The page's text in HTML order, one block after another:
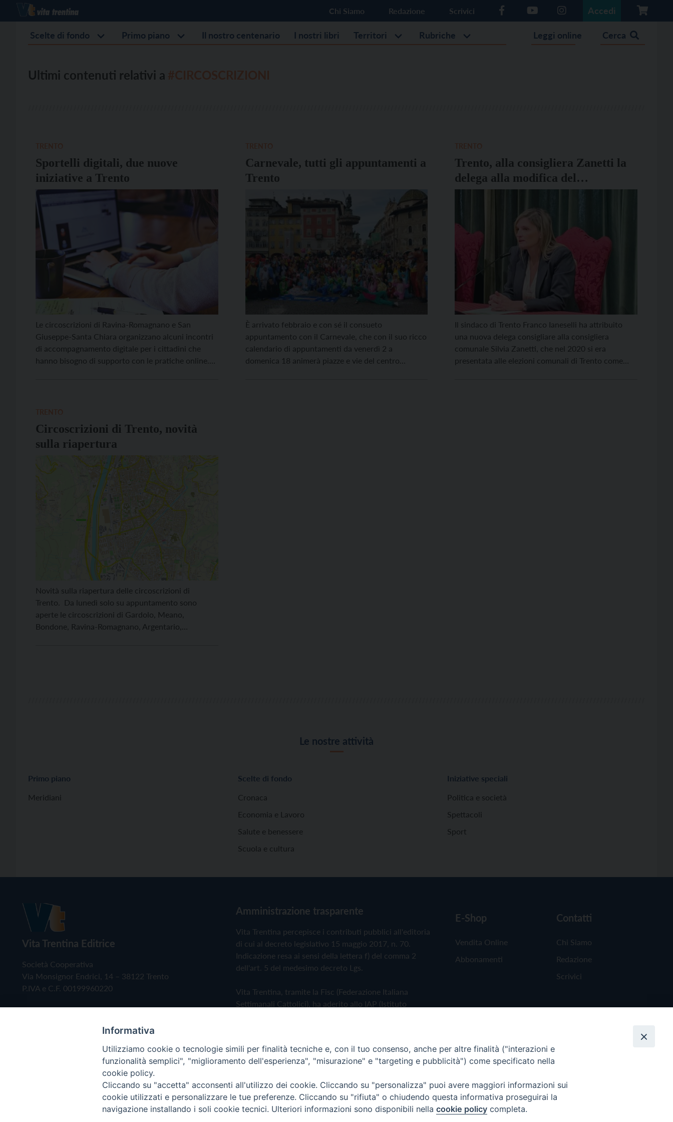
Chi Siamo Redazione Scrivici Accedi
Scelte di fondo Primo piano Il nostro centenario I nostri libri Territori Rubriche Leggi online Cerca
Ultimi contenuti relativi a
Sportelli digitali, due nuove
iniziative a Trento
Le circoscrizioni di Ravina-Romagnano e San
Giuseppe-Santa Chiara organizzano alcuni incontri
di accompagnamento digitale per i cittadini che
hanno bisogno di supporto con le pratiche online.
Carnevale, tutti gli appuntamenti a
Trento
È arrivato febbraio e con sé il consueto
appuntamento con il Carnevale, che con il suo ricco
calendario di appuntamenti da venerdì 2 a
domenica 18 animerà piazze e vie del centro
Trento, alla consigliera Zanetti la
delega alla modifica del
regolamento e alla valorizzazione
Il sindaco di Trento Franco Ianeselli ha attribuito
una nuova delega consigliare alla consigliera
comunale Silvia Zanetti, che nel 2020 si era
presentata alle elezioni comunali di Trento come
Circoscrizioni di Trento, novità
sulla riapertura
Novità sulla riapertura delle circoscrizioni di
Trento. Da lunedì solo su appuntamento sono
aperte le circoscrizioni di Gardolo, Meano,
Bondone, Ravina-Romagnano, Argentario,
Le nostre attività
Primo piano
Meridiani
Scelte di fondo
Cronaca
Economia e Lavoro
Salute e benessere
Scuola e cultura
Iniziative speciali
Politica e società
Spettacoli
Sport
Vita Trentina Editrice
Società Cooperativa
Via Monsignor Endrici, 14 – 38122 Trento
P.IVA e C.F. 00199960220
Amministrazione trasparente
Vita Trentina percepisce i contributi pubblici all'editoria
di cui al decreto legislativo 15 maggio 2017, n. 70.
Indicazione resa ai sensi della lettera f) del comma 2
dell'art. 5 del medesimo decreto Lgs.
Vita Trentina, tramite la Fisc (Federazione Italiana
Settimanali Cattolici), ha aderito allo IAP (Istituto
Privacy Policy Cookie Policy
E-Shop
Vendita Online
Abbonamenti
Contatti
Chi Siamo
Redazione
Scrivici
Copyright © 2019 - Tutti i diritti riservati - Vita Trentina Editrice
Informativa
Utilizziamo cookie o tecnologie simili per finalità tecniche e, con il tuo consenso, anche per altre finalità ("interazioni e
funzionalità semplici", "miglioramento dell'esperienza", "misurazione" e "targeting e pubblicità") come specificato nella
cookie policy.
Cliccando su "accetta" acconsenti all'utilizzo dei cookie. Cliccando su "personalizza" puoi avere maggiori informazioni sui
cookie utilizzati e personalizzare le tue preferenze. Cliccando su "rifiuta" o chiudendo questa informativa proseguirai la
navigazione installando i soli cookie tecnici. Ulteriori informazioni sono disponibili nella cookie policy completa.